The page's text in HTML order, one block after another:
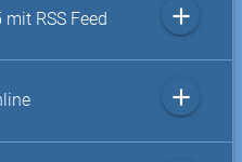
RSS Feed add
add